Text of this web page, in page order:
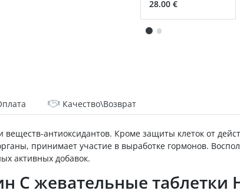
(Papaya Mint
Chewable) NSP
28.00 €
Качество\Возврат
антиоксидантов. Кроме защиты клеток от
принимает участие в выработке гормонов.
активных добавок.
С жевательные таблетки